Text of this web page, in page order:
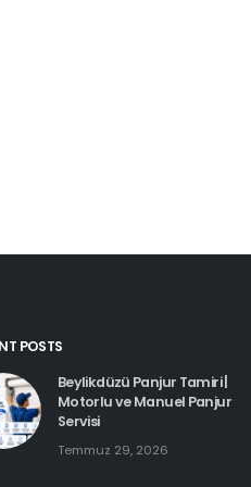
POSTS
Beylikdüzü Panjur Tamiri |
Motorlu ve Manuel Panjur
Servisi
Temmuz 29, 2026